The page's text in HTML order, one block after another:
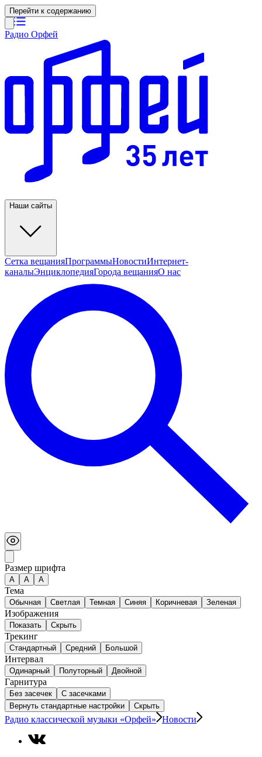
Перейти к содержанию
Радио Орфей
Наши сайты
Сетка вещанияПрограммыНовостиИнтернет-
каналыЭнциклопедияГорода вещанияО нас
Размер шрифта
А A A
Тема
Обычная Светлая Темная Синяя Коричневая Зеленая
Изображения
Показать Скрыть
Трекинг
Стандартный Средний Большой
Интервал
Одинарный Полуторный Двойной
Гарнитура
Без засечек
С засечками
Вернуть стандартные настройки
Скрыть
Радио классической музыки «Орфей» Новости